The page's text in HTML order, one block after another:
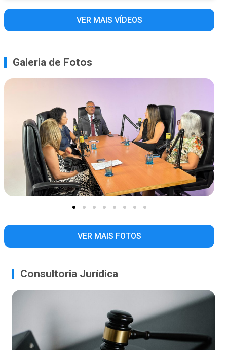
VER MAIS VÍDEOS
Galeria de Fotos
VER MAIS FOTOS
Consultoria Jurídica